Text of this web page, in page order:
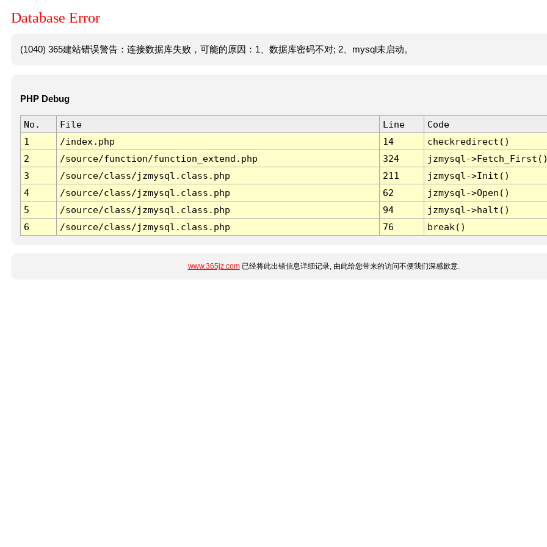
Database Error
(1040) 365建站错误警告：连接数据库失败，可能的原因：1、数据库密码不对; 2、mysql未启动。
PHP Debug
No. File Line
Code
1
/index.php 14
checkredirect()
2
/source/function/function_extend.php 324
jzmysql-
3
/source/class/jzmysql.class.php 211
jzmysql->Init()
4
/source/class/jzmysql.class.php 62
jzmysql->Open()
5
/source/class/jzmysql.class.php 94
jzmysql->halt()
6
/source/class/jzmysql.class.php 76 break()
www.365jz.com已经将此出错信息详细记录, 由此给您带来的访问不便我们深感歉意.